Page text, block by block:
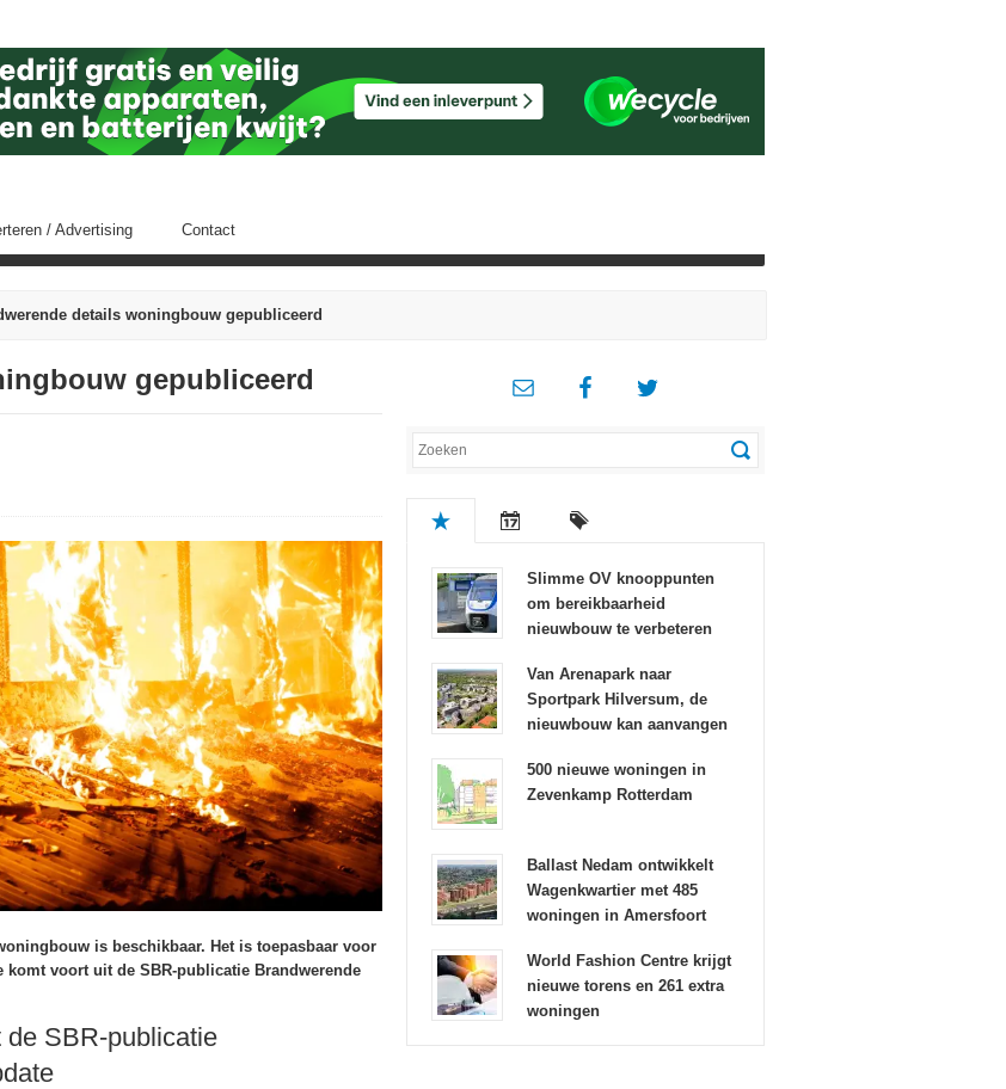
/ Advertising Contact
details woningbouw gepubliceerd
gepubliceerd
is beschikbaar. Het is toepasbaar voor
komt voort uit de SBR-publicatie Brandwerende
SBR-publicatie
Slimme OV knooppunten
om bereikbaarheid
nieuwbouw te verbeteren
Van Arenapark naar
Sportpark Hilversum, de
nieuwbouw kan aanvangen
500 nieuwe woningen in
Zevenkamp Rotterdam
Ballast Nedam ontwikkelt
Wagenkwartier met 485
woningen in Amersfoort
World Fashion Centre krijgt
nieuwe torens en 261 extra
woningen